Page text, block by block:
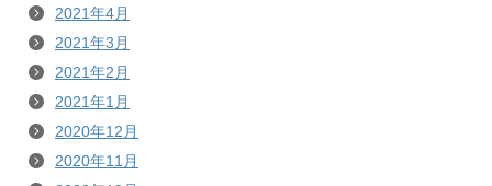
2021年4月
2021年3月
2021年2月
2021年1月
2020年12月
2020年11月